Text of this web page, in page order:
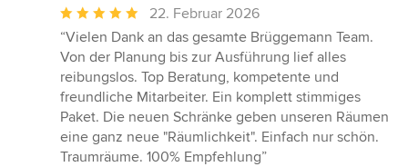
Durchschnittliche
Bewertung:
5
von
5
Sternen
22. Februar 2026
“Vielen Dank an das gesamte Brüggemann Team.
Von der Planung bis zur Ausführung lief alles
reibungslos. Top Beratung, kompetente und
freundliche Mitarbeiter. Ein komplett stimmiges
Paket. Die neuen Schränke geben unseren Räumen
eine ganz neue "Räumlichkeit". Einfach nur schön.
Traumräume. 100% Empfehlung”